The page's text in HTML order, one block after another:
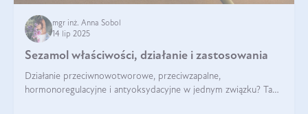
mgr inż. Anna Sobol
14 lip 2025
Sezamol właściwości, działanie i zastosowania
Działanie przeciwnowotworowe, przeciwzapalne,
hormonoregulacyjne i antyoksydacyjne w jednym związku? Tak